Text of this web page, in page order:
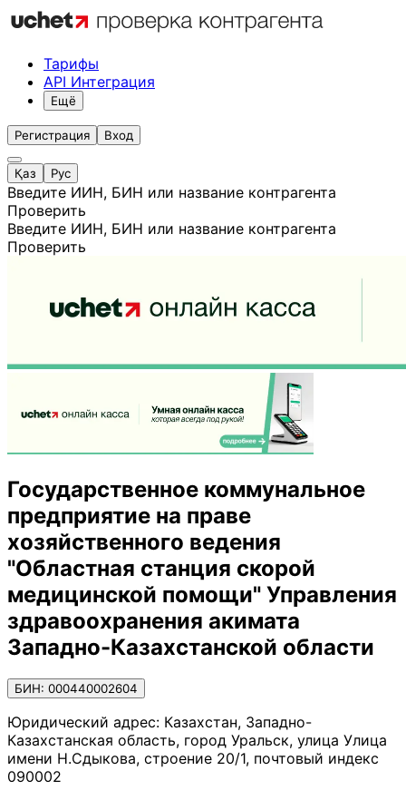
Тарифы
API Интеграция
Ещё
Регистрация Вход
Қаз Рус
Введите ИИН, БИН или название контрагента
Проверить
Введите ИИН, БИН или название контрагента
Проверить
Государственное коммунальное
предприятие на праве
хозяйственного ведения
"Областная станция скорой
медицинской помощи" Управления
здравоохранения акимата
Западно-Казахстанской области
БИН: 000440002604
Юридический адрес: Казахстан, Западно-
Казахстанская область, город Уральск, улица Улица
имени Н.Сдыкова, строение 20/1, почтовый индекс
090002